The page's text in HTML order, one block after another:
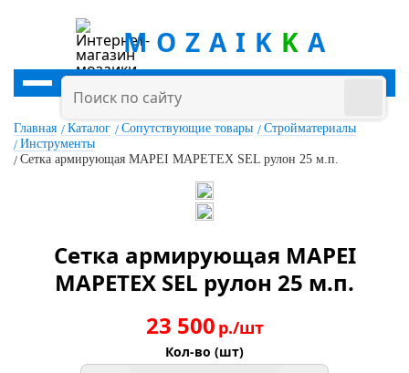
MOZAIK K A
Главная Каталог Сопутствующие товары
Стройматериалы
Инструменты
Сетка армирующая MAPEI MAPETEX SEL рулон 25 м.п.
Сетка армирующая MAPEI
MAPETEX SEL рулон 25 м.п.
23 500 р./шт
Кол-во (шт)